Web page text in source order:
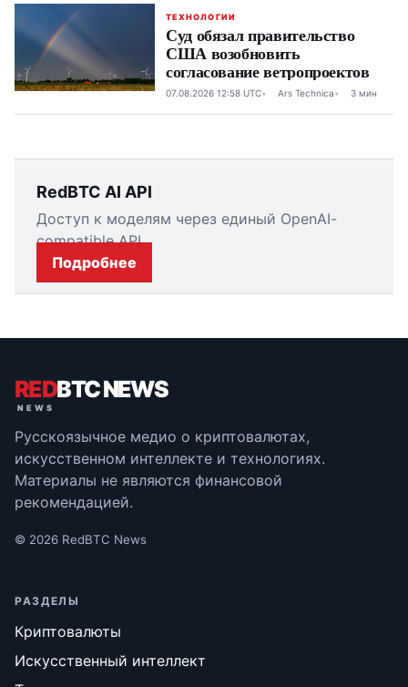
ТЕХНОЛОГИИ
Суд обязал правительство
США возобновить
согласование ветропроектов
07.08.2026 12:58 UTC Ars Technica 3 мин
RedBTC AI API
Доступ к моделям через единый OpenAI-
compatible API.
Подробнее
REDBTC NEWS
Русскоязычное медио о криптовалютах,
искусственном интеллекте и технологиях.
Материалы не являются финансовой
рекомендацией.
© 2026 RedBTC News
РАЗДЕЛЫ
Криптовалюты
Искусственный интеллект